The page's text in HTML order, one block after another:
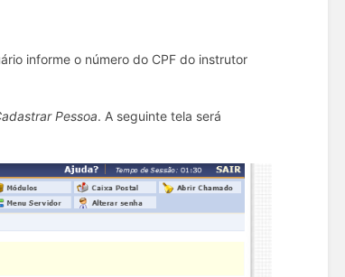
informe o número do CPF do instrutor
Pessoa. A seguinte tela será